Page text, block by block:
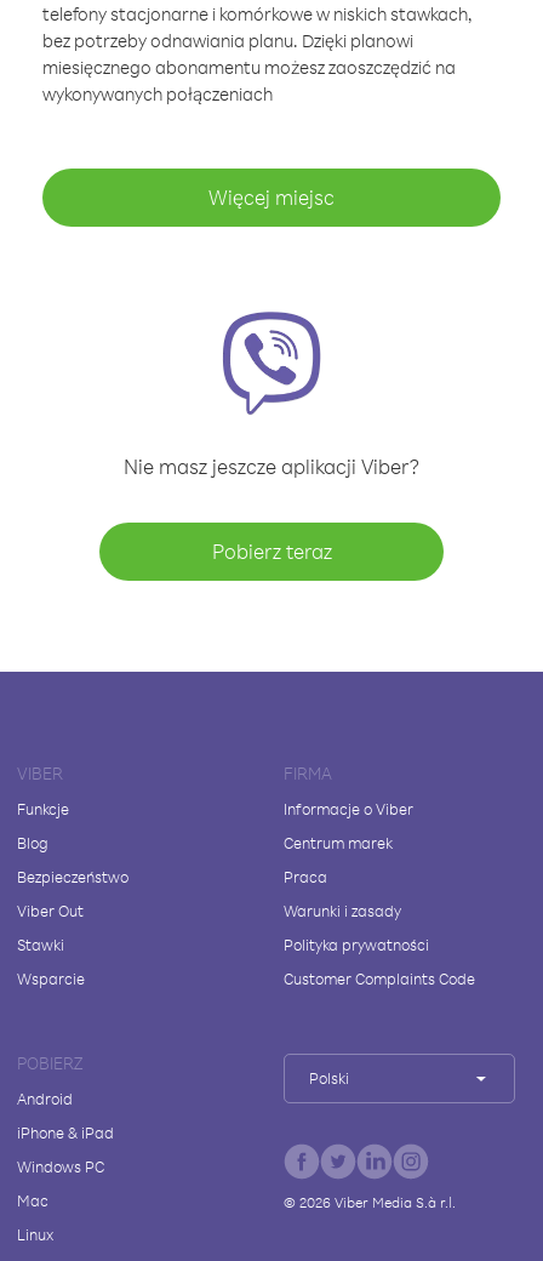
telefony stacjonarne i komórkowe w niskich stawkach,
bez potrzeby odnawiania planu. Dzięki planowi
miesięcznego abonamentu możesz zaoszczędzić na
wykonywanych połączeniach
Więcej miejsc
Nie masz jeszcze aplikacji Viber?
Pobierz teraz
VIBER
Funkcje
Blog
Bezpieczeństwo
Viber Out
Stawki
Wsparcie
FIRMA
Informacje o Viber
Centrum marek
Praca
Warunki i zasady
Polityka prywatności
Customer Complaints Code
POBIERZ
Android
iPhone & iPad
Windows PC
Mac
Linux
Polski
© 2026Viber Media S.à r.l.